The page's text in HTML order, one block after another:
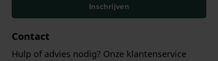
Inschrijven
Contact
Hulp of advies nodig? Onze klantenservice